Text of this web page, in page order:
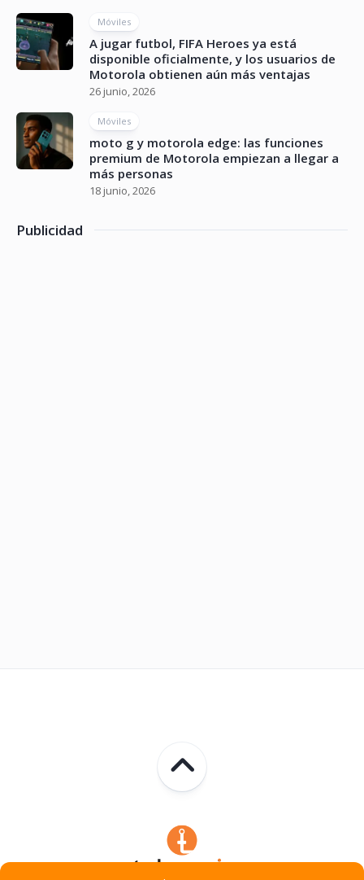
Móviles
A jugar futbol, FIFA Heroes ya está
disponible oficialmente, y los usuarios de
Motorola obtienen aún más ventajas
26 junio, 2026
Móviles
moto g y motorola edge: las funciones
premium de Motorola empiezan a llegar a
más personas
18 junio, 2026
Publicidad